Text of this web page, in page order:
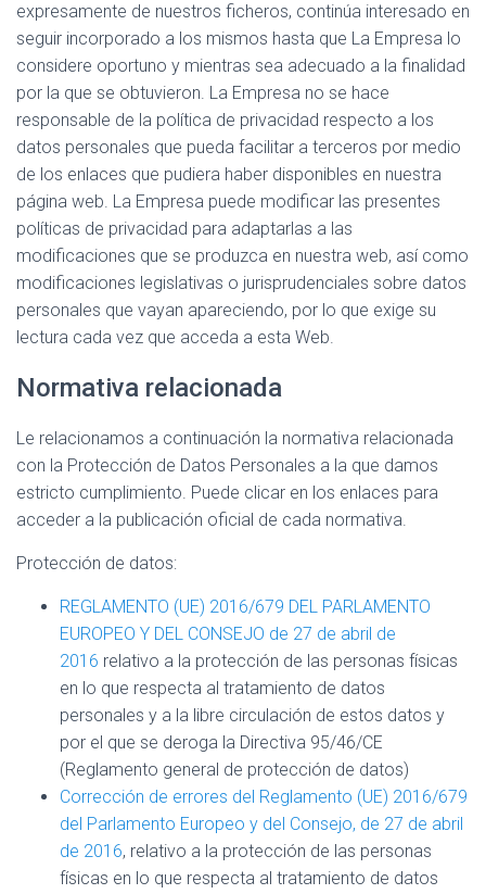
expresamente de nuestros ficheros, continúa interesado en
seguir incorporado a los mismos hasta que La Empresa lo
considere oportuno y mientras sea adecuado a la finalidad
por la que se obtuvieron. La Empresa no se hace
responsable de la política de privacidad respecto a los
datos personales que pueda facilitar a terceros por medio
de los enlaces que pudiera haber disponibles en nuestra
página web. La Empresa puede modificar las presentes
políticas de privacidad para adaptarlas a las
modificaciones que se produzca en nuestra web, así como
modificaciones legislativas o jurisprudenciales sobre datos
personales que vayan apareciendo, por lo que exige su
lectura cada vez que acceda a esta Web.
Normativa relacionada
Le relacionamos a continuación la normativa relacionada
con la Protección de Datos Personales a la que damos
estricto cumplimiento. Puede clicar en los enlaces para
acceder a la publicación oficial de cada normativa.
Protección de datos:
REGLAMENTO (UE) 2016/679 DEL PARLAMENTO
EUROPEO Y DEL CONSEJO de 27 de abril de
2016 relativo a la protección de las personas físicas
en lo que respecta al tratamiento de datos
personales y a la libre circulación de estos datos y
por el que se deroga la Directiva 95/46/CE
(Reglamento general de protección de datos)
Corrección de errores del Reglamento (UE) 2016/679
del Parlamento Europeo y del Consejo, de 27 de abril
de 2016, relativo a la protección de las personas
físicas en lo que respecta al tratamiento de datos